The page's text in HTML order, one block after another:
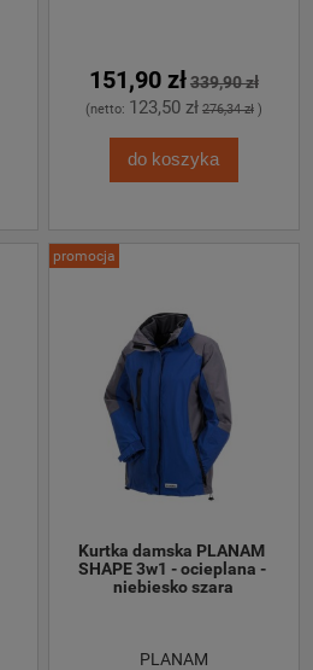
151,90 zł339,90 zł
(netto: 123,50 zł 276,34 zł)
do koszyka
Kurtka damska PLANAM
SHAPE 3w1 - ocieplana -
niebiesko szara
PLANAM
promocja